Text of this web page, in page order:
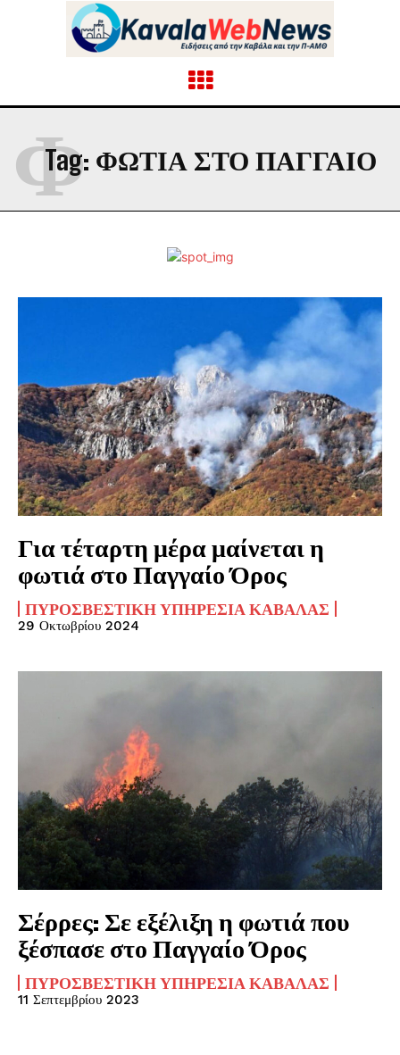
Tag: ΦΩΤΙΑ ΣΤΟ ΠΑΓΓΑΙΟ
Φ
Για τέταρτη μέρα μαίνεται η
φωτιά στο Παγγαίο Όρος
ΠΥΡΟΣΒΕΣΤΙΚΉ ΥΠΗΡΕΣΊΑ ΚΑΒΆΛΑΣ
29 Οκτωβρίου 2024
Σέρρες: Σε εξέλιξη η φωτιά που
ξέσπασε στο Παγγαίο Όρος
ΠΥΡΟΣΒΕΣΤΙΚΉ ΥΠΗΡΕΣΊΑ ΚΑΒΆΛΑΣ
11 Σεπτεμβρίου 2023